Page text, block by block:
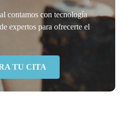
contamos con tecnología
expertos para ofrecerte el
TU CITA